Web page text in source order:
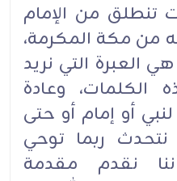
تنطلق من الإمام
من مكة المكرمة،
العبرة التي نريد
وعادة
أو إمام أو حتى
ربما توحي
نقدم مقدمة